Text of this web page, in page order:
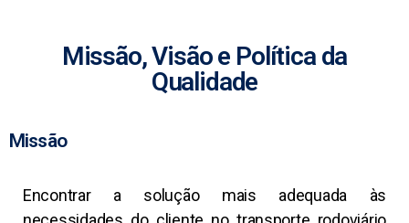
Missão, Visão e Política da
Qualidade
Missão
Encontrar a solução mais adequada às